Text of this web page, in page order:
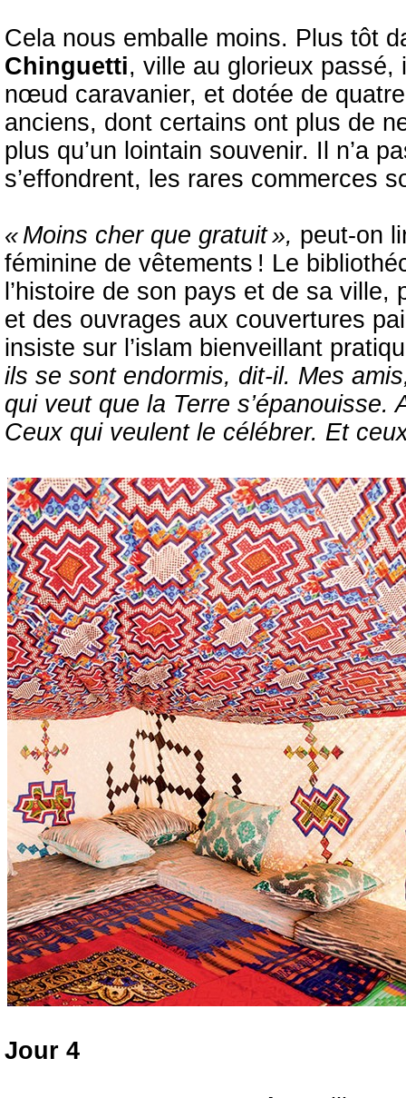
Cela nous emballe moins. Plus tôt
Chinguetti, ville au glorieux passé,
nœud caravanier, et dotée de
anciens, dont certains ont plus de
plus qu’un lointain souvenir. Il n’a
s’effondrent, les rares commerces
« Moins cher que gratuit », peut-on
féminine de vêtements ! Le
l’histoire de son pays et de sa
et des ouvrages aux couvertures
insiste sur l’islam bienveillant
ils se sont endormis, dit-il. Mes
qui veut que la Terre s’épanouisse.
Ceux qui veulent le célébrer. Et
Jour 4